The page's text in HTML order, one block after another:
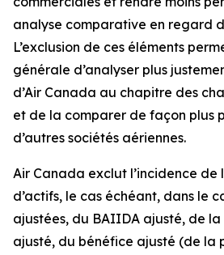
analyse comparative en regard
L’exclusion de ces éléments
générale d’analyser plus
d’Air Canada au chapitre des
et de la comparer de façon plus
d’autres sociétés aériennes.
Air Canada exclut l’incidence
d’actifs, le cas échéant, dans le
ajustées, du BAIIDA ajusté, de
ajusté, du bénéfice ajusté (de la